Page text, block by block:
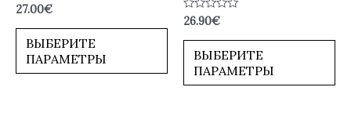
Оценка
0
из
27.00€
ВЫБЕРИТЕ
ПАРАМЕТРЫ
Оценка
0
из
26.90€
ВЫБЕРИТЕ
ПАРАМЕТРЫ